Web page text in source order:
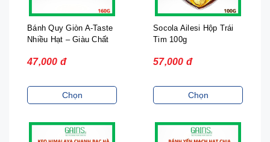
Bánh Quy Giòn A-Taste
Nhiều Hạt – Giàu Chất
47,000 đ
Chọn
Socola Ailesi Hộp Trái
Tim 100g
57,000 đ
Chọn